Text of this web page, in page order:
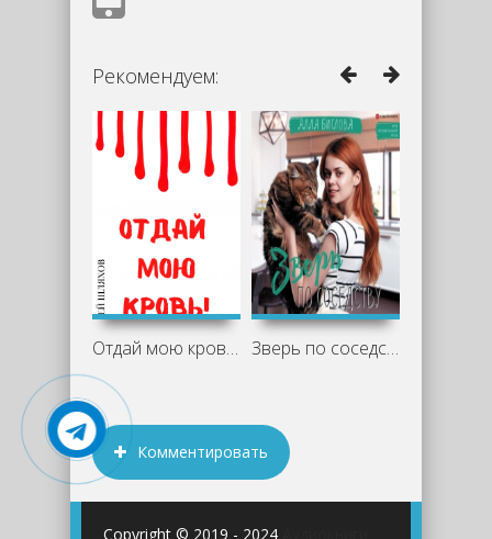
Рекомендуем:
Отдай мою кровь - Андрей Шляхов Зверь по соседству - Алла Биглова
Комментировать
Copyright © 2019 - 2024